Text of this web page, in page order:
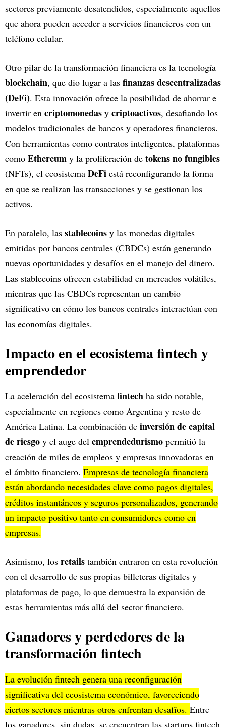
sectores previamente desatendidos, especialmente aquellos
que ahora pueden acceder a servicios financieros con un
teléfono celular.
Otro pilar de la transformación financiera es la tecnología
blockchain, que dio lugar a las finanzas descentralizadas
(DeFi). Esta innovación ofrece la posibilidad de ahorrar e
invertir en criptomonedas y criptoactivos, desafiando los
modelos tradicionales de bancos y operadores financieros.
Con herramientas como contratos inteligentes, plataformas
como Ethereum y la proliferación de tokens no fungibles
(NFTs), el ecosistema DeFi está reconfigurando la forma
en que se realizan las transacciones y se gestionan los
activos.
En paralelo, las stablecoins y las monedas digitales
emitidas por bancos centrales (CBDCs) están generando
nuevas oportunidades y desafíos en el manejo del dinero.
Las stablecoins ofrecen estabilidad en mercados volátiles,
mientras que las CBDCs representan un cambio
significativo en cómo los bancos centrales interactúan con
las economías digitales.
Impacto en el ecosistema fintech y
emprendedor
La aceleración del ecosistema fintech ha sido notable,
especialmente en regiones como Argentina y resto de
América Latina. La combinación de inversión de capital
de riesgo y el auge del emprendedurismo permitió la
creación de miles de empleos y empresas innovadoras en
el ámbito financiero. Empresas de tecnología financiera
están abordando necesidades clave como pagos digitales,
créditos instantáneos y seguros personalizados, generando
un impacto positivo tanto en consumidores como en
empresas.
Asimismo, los retails también entraron en esta revolución
con el desarrollo de sus propias billeteras digitales y
plataformas de pago, lo que demuestra la expansión de
estas herramientas más allá del sector financiero.
Ganadores y perdedores de la
transformación fintech
La evolución fintech genera una reconfiguración
significativa del ecosistema económico, favoreciendo
ciertos sectores mientras otros enfrentan desafíos. Entre
los ganadores, sin dudas, se encuentran las startups fintech